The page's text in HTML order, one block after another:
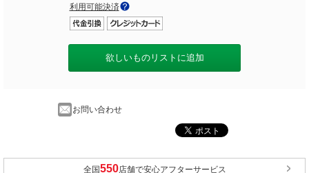
利用可能決済
欲しいものリストに追加
お問い合わせ
全国 店舗で安心アフターサービス